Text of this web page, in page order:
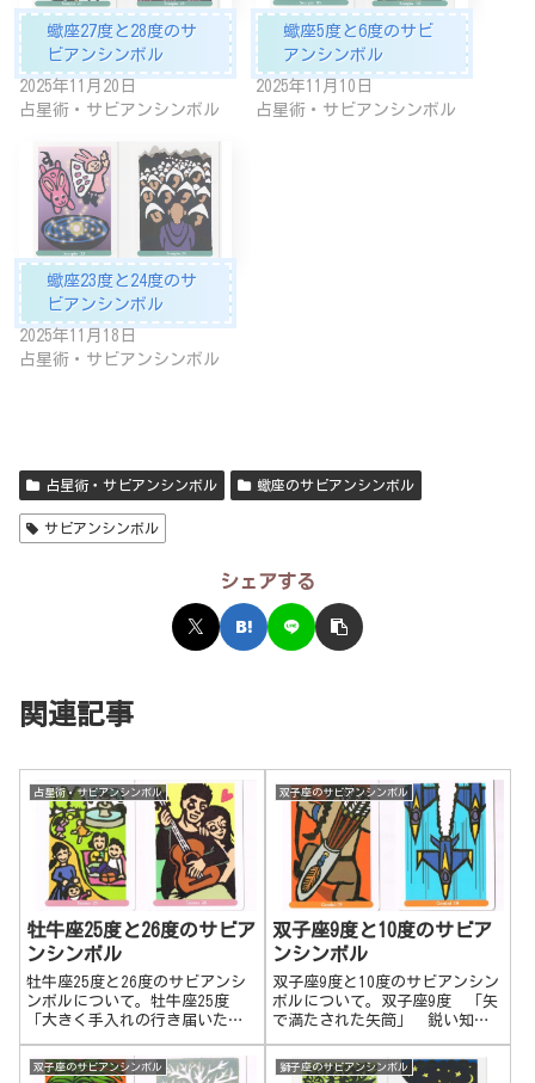
蠍座27度と28度のサ
ビアンシンボル
2025年11月20日
占星術・サビアンシンボル
蠍座5度と6度のサビ
アンシンボル
2025年11月10日
占星術・サビアンシンボル
蠍座23度と24度のサ
ビアンシンボル
2025年11月18日
占星術・サビアンシンボル
占星術・サビアンシンボル 蠍座のサビアンシンボル
サビアンシンボル
シェアする
関連記事
占星術・サビアンシンボル
牡牛座25度と26度のサビア
ンシンボル
牡牛座25度と26度のサビアンシ
ンボルについて。牡牛座25度
「大きく手入れの行き届いた公
とに貢献できるようになりま
す。地域や共同体、国などでそ
双子座のサビアンシンボル
双子座9度と10度のサビア
ンシンボル
双子座9度と10度のサビアンシン
ボルについて。双子座9度 「矢
で満たされた矢筒」 鋭い知性
側面から把握し、現状を打破し
ていきます。ものすごい集中力
双子座のサビアンシンボル 獅子座のサビアンシンボル